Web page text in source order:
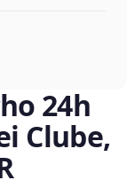
24h
Clube,